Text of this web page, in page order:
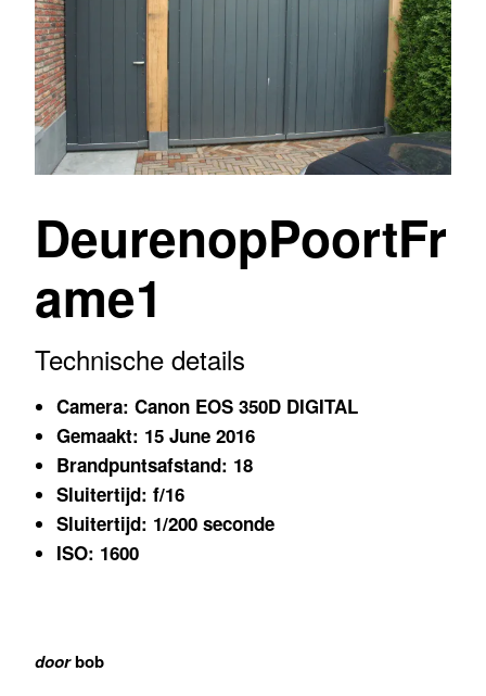
DeurenopPoortFr
ame1
Technische details
Camera: Canon EOS 350D DIGITAL
Gemaakt: 15 June 2016
Brandpuntsafstand: 18
Sluitertijd: f/16
Sluitertijd: 1/200 seconde
ISO: 1600
doorbob